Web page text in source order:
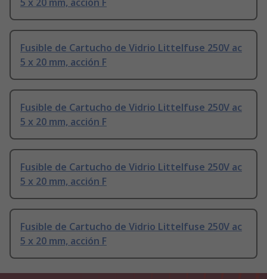
5 x 20 mm, acción F
Fusible de Cartucho de Vidrio Littelfuse 250V ac
5 x 20 mm, acción F
Fusible de Cartucho de Vidrio Littelfuse 250V ac
5 x 20 mm, acción F
Fusible de Cartucho de Vidrio Littelfuse 250V ac
5 x 20 mm, acción F
Fusible de Cartucho de Vidrio Littelfuse 250V ac
5 x 20 mm, acción F